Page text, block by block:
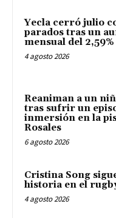
Yecla cerró julio
parados tras un
mensual del 2,59%
4 agosto 2026
Reaniman a un
tras sufrir un
inmersión en la
Rosales
6 agosto 2026
Cristina Song
historia en el
4 agosto 2026